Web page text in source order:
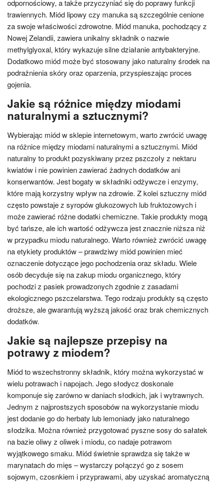
odpornościowy, a także przyczyniać się do poprawy funkcji
trawiennych. Miód lipowy czy manuka są szczególnie cenione
za swoje właściwości zdrowotne. Miód manuka, pochodzący z
Nowej Zelandii, zawiera unikalny składnik o nazwie
methylglyoxal, który wykazuje silne działanie antybakteryjne.
Dodatkowo miód może być stosowany jako naturalny środek na
podrażnienia skóry oraz oparzenia, przyspieszając proces
gojenia.
Jakie są różnice między miodami
naturalnymi a sztucznymi?
Wybierając miód w sklepie internetowym, warto zwrócić uwagę
na różnice między miodami naturalnymi a sztucznymi. Miód
naturalny to produkt pozyskiwany przez pszczoły z nektaru
kwiatów i nie powinien zawierać żadnych dodatków ani
konserwantów. Jest bogaty w składniki odżywcze i enzymy,
które mają korzystny wpływ na zdrowie. Z kolei sztuczny miód
często powstaje z syropów glukozowych lub fruktozowych i
może zawierać różne dodatki chemiczne. Takie produkty mogą
być tańsze, ale ich wartość odżywcza jest znacznie niższa niż
w przypadku miodu naturalnego. Warto również zwrócić uwagę
na etykiety produktów – prawdziwy miód powinien mieć
oznaczenie dotyczące jego pochodzenia oraz składu. Wiele
osób decyduje się na zakup miodu organicznego, który
pochodzi z pasiek prowadzonych zgodnie z zasadami
ekologicznego pszczelarstwa. Tego rodzaju produkty są często
droższe, ale gwarantują wyższą jakość oraz brak chemicznych
dodatków.
Jakie są najlepsze przepisy na
potrawy z miodem?
Miód to wszechstronny składnik, który można wykorzystać w
wielu potrawach i napojach. Jego słodycz doskonale
komponuje się zarówno w daniach słodkich, jak i wytrawnych.
Jednym z najprostszych sposobów na wykorzystanie miodu
jest dodanie go do herbaty lub lemoniady jako naturalnego
słodzika. Można również przygotować pyszne sosy do sałatek
na bazie oliwy z oliwek i miodu, co nadaje potrawom
wyjątkowego smaku. Miód świetnie sprawdza się także w
marynatach do mięs – wystarczy połączyć go z sosem
sojowym, czosnkiem i przyprawami, aby uzyskać aromatyczną